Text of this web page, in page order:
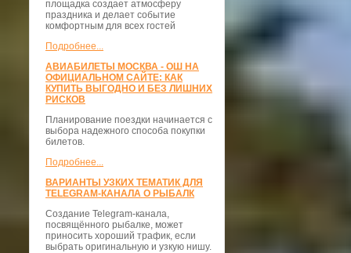
площадка создает атмосферу
праздника и делает событие
комфортным для всех гостей
Подробнее...
АВИАБИЛЕТЫ МОСКВА - ОШ НА
ОФИЦИАЛЬНОМ САЙТЕ: КАК
КУПИТЬ ВЫГОДНО И БЕЗ ЛИШНИХ
РИСКОВ
Планирование поездки начинается с
выбора надежного способа покупки
билетов.
Подробнее...
ВАРИАНТЫ УЗКИХ ТЕМАТИК ДЛЯ
TELEGRAM-КАНАЛА О РЫБАЛК
Создание Telegram-канала,
посвящённого рыбалке, может
приносить хороший трафик, если
выбрать оригинальную и узкую нишу.